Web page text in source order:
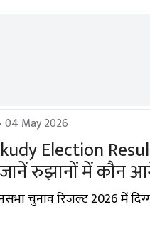
04 May 2026
Election
जानें रुझानों में कौन
चुनाव रिजल्ट 2026 में